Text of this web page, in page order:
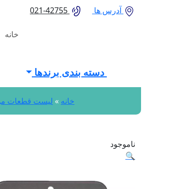
آدرس ها
خانه
دسته بندی برندها
خانه » لیست قطعات
ناموجود
🔍